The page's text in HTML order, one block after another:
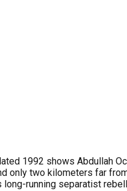
1992 shows Abdullah
only two kilometers far
running separatist